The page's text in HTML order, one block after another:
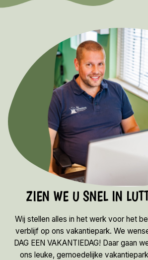
ZIEN WE U SNEL IN
Wij stellen alles in het werk voor het
verblijf op ons vakantiepark. We
DAG EEN VAKANTIEDAG! Daar gaan
ons leuke, gemoedelijke